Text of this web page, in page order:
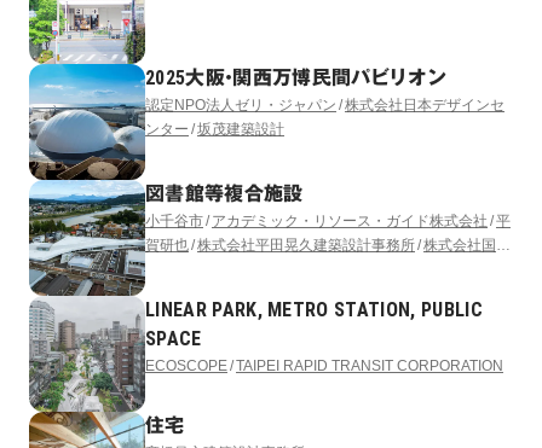
2025大阪・関西万博民間パビリオン
認定NPO法人ゼリ・ジャパン 株式会社日本デザインセ
ンター 坂茂建築設計
図書館等複合施設
小千谷市 アカデミック・リソース・ガイド株式会社 平
賀研也 株式会社平田晃久建築設計事務所 株式会社国際
LINEAR PARK, METRO STATION, PUBLIC
SPACE
ECOSCOPE TAIPEI RAPID TRANSIT CORPORATION
住宅